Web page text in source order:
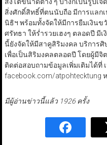
สิงโตขนาดต่าง ๆ บ้างก็เป็นรูปเ
สิ่งศักดิ์สิทธิ์ที่ตนนับถือ มีการแลก
นิธิฯ พร้อมทั้งจัดให้มีการยืมเงิน
ศรัทธา ให้ร่ำรวยเฮงๆ ตลอดปี มี
นี้ยังจัดให้มีสาคูสิริมงคล บริการ
เพื่อเป็นสิริมงคลตลอดปี โดยผู้มี
ติดต่อสอบถามข้อมูลเพิ่มเติมได้ที่
facebook.com/atpohtecktung
มีผู้อ่านข่าวนี้แล้ว 1926 ครั้ง